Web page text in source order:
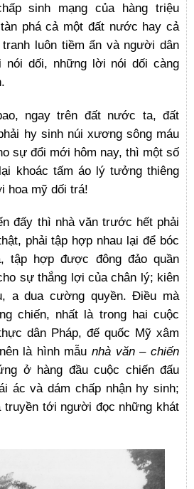
sinh mạng của hàng triệu
phá cả một đất nước hay cả
luôn tiềm ẩn và người dân
nói dối, những lời nói dối càng
ngay trên đất nước ta, đất
hy sinh núi xương sông máu
sự đổi mới hôm nay, thì một số
khoác tấm áo lý tưởng thiêng
hoa mỹ dối trá!
đấy thì nhà văn trước hết phải
phải tập hợp nhau lại để bóc
tập hợp được đông đảo quần
sự thắng lợi của chân lý; kiên
a dua cường quyền. Điều mà
chiến, nhất là trong hai cuộc
dân Pháp, đế quốc Mỹ xâm
là hình mẫunhà văn – chiến
ở hàng đầu cuộc chiến đấu
ác và dám chấp nhận hy sinh;
truyền tới người đọc những khát